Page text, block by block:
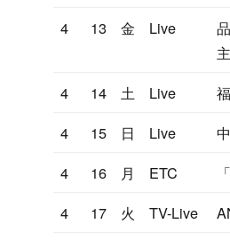
4
13 金 Live
4
14 土 Live
4
15 日 Live
4
16 月 ETC
4
17 火 TV-Live